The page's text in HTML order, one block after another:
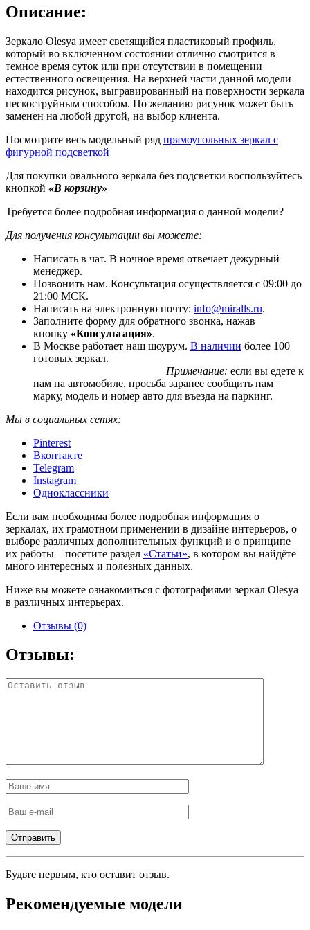
Описание:
Зеркало Olesya имеет светящийся пластиковый профиль,
который во включенном состоянии отлично смотрится в
темное время суток или при отсутствии в помещении
естественного освещения. На верхней части данной модели
находится рисунок, выгравированный на поверхности зеркала
пескоструйным способом. По желанию рисунок может быть
заменен на любой другой, на выбор клиента.
Посмотрите весь модельный ряд прямоугольных зеркал с
фигурной подсветкой
Для покупки овального зеркала без подсветки воспользуйтесь
кнопкой «В корзину»
Требуется более подробная информация о данной модели?
Для получения консультации вы можете:
Написать в чат. В ночное время отвечает дежурный
менеджер.
Позвонить нам. Консультация осуществляется с 09:00 до
21:00 МСК.
Написать на электронную почту: info@miralls.ru.
Заполните форму для обратного звонка, нажав
кнопку «Консультация».
В Москве работает наш шоурум. В наличии более 100
готовых зеркал.
Примечание: если вы едете к
нам на автомобиле, просьба заранее сообщить нам
марку, модель и номер авто для въезда на паркинг.
Мы в социальных сетях:
Pinterest
Вконтакте
Telegram
Instagram
Одноклассники
Если вам необходима более подробная информация о
зеркалах, их грамотном применении в дизайне интерьеров, о
выборе различных дополнительных функций и о принципе
их работы – посетите раздел «Статьи», в котором вы найдёте
много интересных и полезных данных.
Ниже вы можете ознакомиться с фотографиями зеркал Olesya
в различных интерьерах.
Отзывы (0)
Отзывы:
Будьте первым, кто оставит отзыв.
Рекомендуемые модели